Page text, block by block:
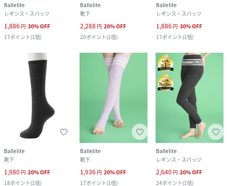
Ballelite
レギンス・スパッツ
1,886 円 30%OFF
17ポイント(1倍)
Ballelite
靴下
2,288 円 20%OFF
20ポイント(1倍)
Ballelite
レギンス・スパッツ
1,886 円 30%OFF
17ポイント(1倍)
Ballelite
靴下
1,980 円 20%OFF
18ポイント(1倍)
Ballelite
靴下
1,936 円 20%OFF
17ポイント(1倍)
Ballelite
レギンス・スパッツ
2,640 円 20%OFF
24ポイント(1倍)